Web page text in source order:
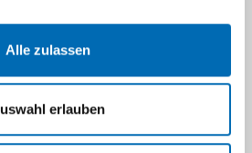
Alle zulassen
erlauben
that certain memory B cells are highly